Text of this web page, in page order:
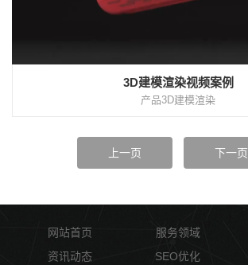
3D建模渲染视频案例
产品3D建模渲染
上一页 下一页
网站首页 服务领域
资讯动态
SEO优化